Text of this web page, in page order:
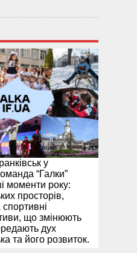
у
“Галки”
моменти року:
просторів,
спортивні
що змінюють
дух
та його розвиток.